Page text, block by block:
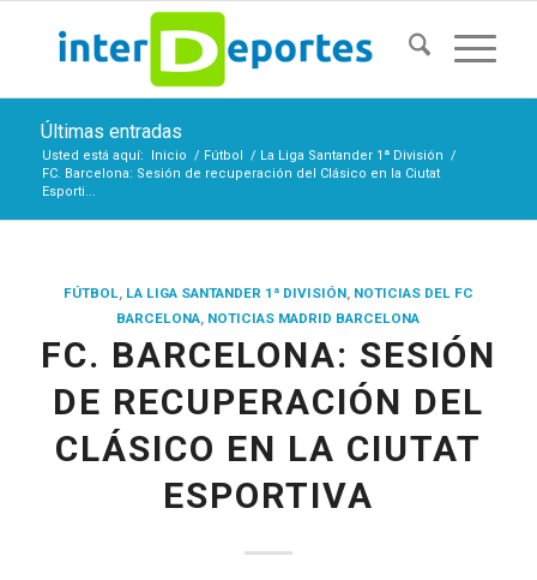
Últimas entradas
Usted está aquí: Inicio / Fútbol / La Liga Santander 1ª División /
FC. Barcelona: Sesión de recuperación del Clásico en la Ciutat
Esporti...
FÚTBOL, LA LIGA SANTANDER 1ª DIVISIÓN, NOTICIAS DEL FC
BARCELONA, NOTICIAS MADRID BARCELONA
FC. BARCELONA: SESIÓN
DE RECUPERACIÓN DEL
CLÁSICO EN LA CIUTAT
ESPORTIVA